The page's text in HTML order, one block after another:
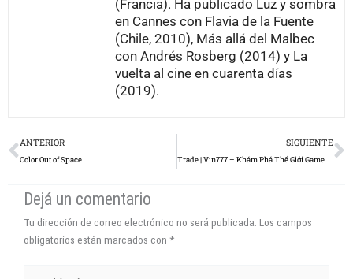
(Francia). Ha publicado Luz y sombra
en Cannes con Flavia de la Fuente
(Chile, 2010), Más allá del Malbec
con Andrés Rosberg (2014) y La
vuelta al cine en cuarenta días
(2019).
Prev
ANTERIOR
Color Out of Space
SIGUIENTE
Trade | Vin777 – Khám Phá Thế Giới Game Đỉnh Cao và Cơ Hội Tại Đây | 54-2025
Dejá un comentario
Tu dirección de correo electrónico no será publicada. Los campos
obligatorios están marcados con *